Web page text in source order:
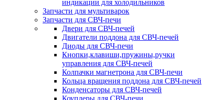
индикации для холодильников
Запчасти для мультиварок
Запчасти для СВЧ-печи
Двери для СВЧ-печей
Двигатели поддона для СВЧ-печей
Диоды для СВЧ-печи
Кнопки,клавиши,пружины,ручки
управления для СВЧ-печей
Колпачки магнетрона для СВЧ-печи
Кольца вращения поддона для СВЧ-печей
Конденсаторы для СВЧ-печей
Коуплеры для СВЧ-печи